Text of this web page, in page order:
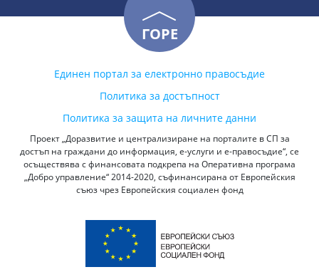
ГОРЕ
Единен портал за електронно правосъдие
Политика за достъпност
Политика за защита на личните данни
Проект „Доразвитие и централизиране на порталите в СП за
достъп на граждани до информация, е-услуги и е-правосъдие“, се
осъществява с финансовата подкрепа на Оперативна програма
„Добро управление“ 2014-2020, съфинансирана от Европейския
съюз чрез Европейския социален фонд